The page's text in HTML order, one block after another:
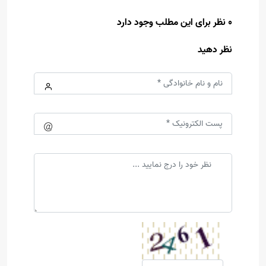
0 نظر برای این مطلب وجود دارد
نظر دهید